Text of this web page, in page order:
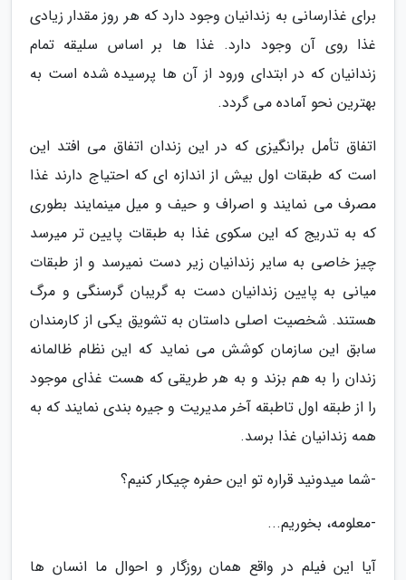
برای غذارسانی به زندانیان وجود دارد که هر روز مقدار زیادی
غذا روی آن وجود دارد. غذا ها بر اساس سلیقه تمام
زندانیان که در ابتدای ورود از آن ها پرسیده شده است به
بهترین نحو آماده می گردد.
اتفاق تأمل برانگیزی که در این زندان اتفاق می افتد این
است که طبقات اول بیش از اندازه ای که احتیاج دارند غذا
مصرف می نمایند و اصراف و حیف و میل مینمایند بطوری
که به تدریج که این سکوی غذا به طبقات پایین تر میرسد
چیز خاصی به سایر زندانیان زیر دست نمیرسد و از طبقات
میانی به پایین زندانیان دست به گریبان گرسنگی و مرگ
هستند. شخصیت اصلی داستان به تشویق یکی از کارمندان
سابق این سازمان کوشش می نماید که این نظام ظالمانه
زندان را به هم بزند و به هر طریقی که هست غذای موجود
را از طبقه اول تاطبقه آخر مدیریت و جیره بندی نمایند که به
همه زندانیان غذا برسد.
-شما میدونید قراره تو این حفره چیکار کنیم؟
-معلومه، بخوریم...
آیا این فیلم در واقع همان روزگار و احوال ما انسان ها